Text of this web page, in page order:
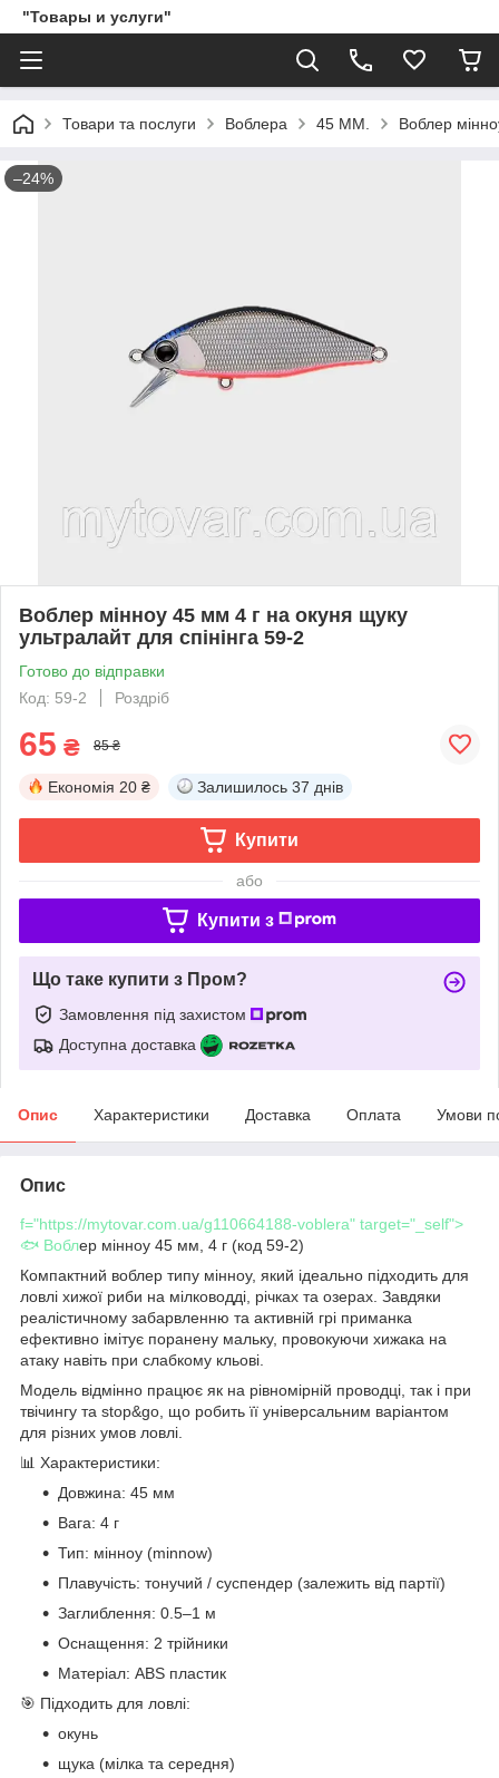
"Товары и услуги"
Товари та послуги Воблера 45 ММ. Воблер
–24%
Воблер мінноу 45 мм 4 г на окуня щуку
ультралайт для спінінга 59-2
Готово до відправки
Код: 59-2
Роздріб
65 ₴ 85 ₴
Економія 20 ₴ Залишилось 37 днів
Купити
або
Купити з
Що таке купити з Пром?
Замовлення під захистом
Доступна доставка
Опис Характеристики Доставка Оплата Умови
Опис
f="https://mytovar.com.ua/g110664188-voblera" target="_self">
🐟 Воблер мінноу 45 мм, 4 г (код 59-2)
Компактний воблер типу мінноу, який ідеально підходить для
ловлі хижої риби на мілководді, річках та озерах. Завдяки
реалістичному забарвленню та активній грі приманка
ефективно імітує поранену мальку, провокуючи хижака на
атаку навіть при слабкому кльові.
Модель відмінно працює як на рівномірній проводці, так і при
твічингу та stop&go, що робить її універсальним варіантом
для різних умов ловлі.
📊 Характеристики:
Довжина: 45 мм
Вага: 4 г
Тип: мінноу (minnow)
Плавучість: тонучий / суспендер (залежить від партії)
Заглиблення: 0.5–1 м
Оснащення: 2 трійники
Матеріал: ABS пластик
🎯 Підходить для ловлі:
окунь
щука (мілка та середня)